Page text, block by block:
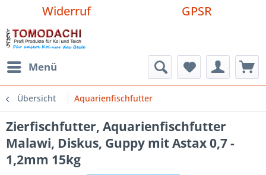
Widerruf GPSR
Menü
Übersicht Aquarienfischfutter
Zierfischfutter, Aquarienfischfutter
Malawi, Diskus, Guppy mit Astax 0,7 -
1,2mm 15kg